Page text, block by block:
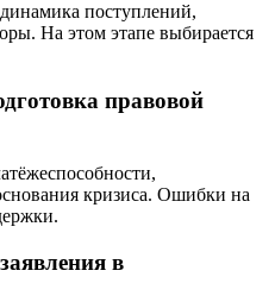
поступлений,
На этом этапе выбирается
правовой
кризиса. Ошибки на
в